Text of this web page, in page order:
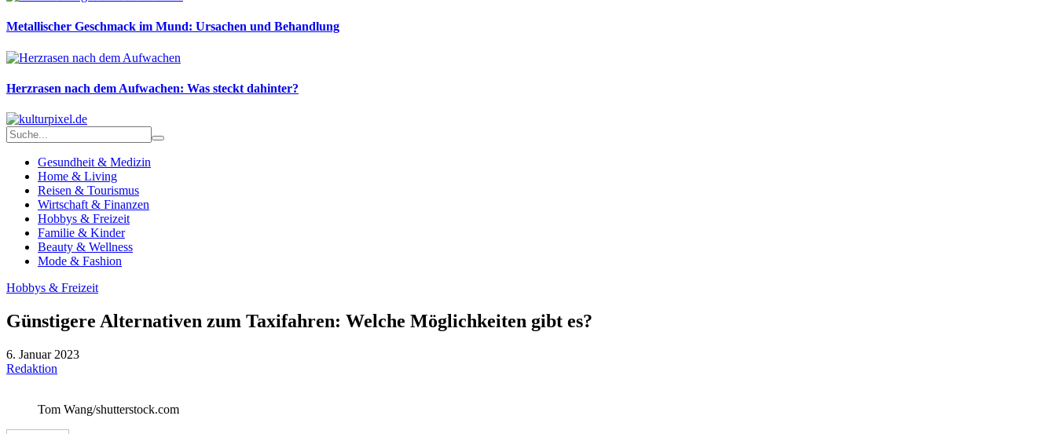
Metallischer Geschmack im Mund: Ursachen und Behandlung
Herzrasen nach dem Aufwachen: Was steckt dahinter?
Gesundheit & Medizin
Home & Living
Reisen & Tourismus
Wirtschaft & Finanzen
Hobbys & Freizeit
Familie & Kinder
Beauty & Wellness
Mode & Fashion
Hobbys & Freizeit
Günstigere Alternativen zum Taxifahren: Welche Möglichkeiten gibt es?
6. Januar 2023
Redaktion
Tom Wang/shutterstock.com